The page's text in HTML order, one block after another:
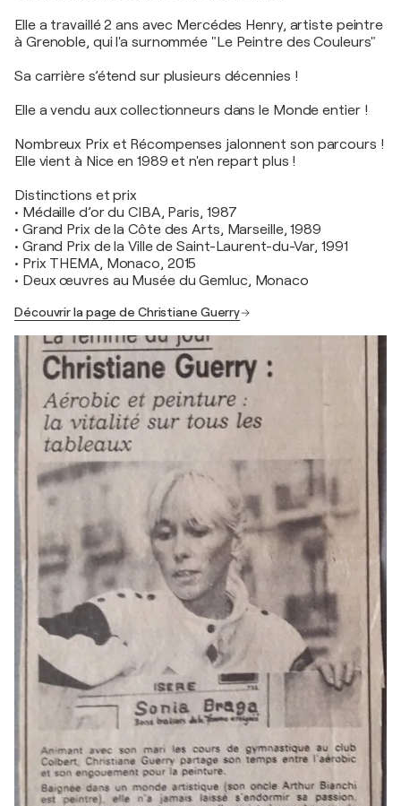
Elle a travaillé 2 ans avec Mercédes Henry, artiste peintre
à Grenoble, qui l'a surnommée "Le Peintre des Couleurs"
Sa carrière s’étend sur plusieurs décennies !
Elle a vendu aux collectionneurs dans le Monde entier !
Nombreux Prix et Récompenses jalonnent son parcours !
Elle vient à Nice en 1989 et n'en repart plus !
Distinctions et prix
• Médaille d’or du CIBA, Paris, 1987
• Grand Prix de la Côte des Arts, Marseille, 1989
• Grand Prix de la Ville de Saint-Laurent-du-Var, 1991
• Prix THEMA, Monaco, 2015
• Deux œuvres au Musée du Gemluc, Monaco
Découvrir la page de Christiane Guerry